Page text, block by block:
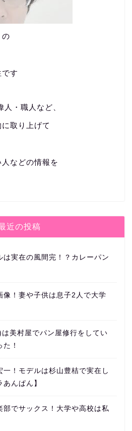
の
す
・職人など、
取り上げて
などの情報を
近の投稿
は実在の風間完！？カレーパン
像！妻や子供は息子2人で大学
美村屋でパン屋修行をしてい
！
一！モデルは杉山豊桔で実在し
んぱん】
部でサックス！大学や高校は私